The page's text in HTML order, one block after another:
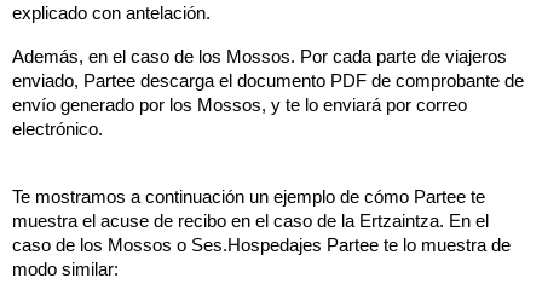
explicado con antelación.
Además, en el caso de los Mossos. Por cada parte de viajeros
enviado, Partee descarga el documento PDF de comprobante de
envío generado por los Mossos, y te lo enviará por correo
electrónico.
Te mostramos a continuación un ejemplo de cómo Partee te
muestra el acuse de recibo en el caso de la Ertzaintza. En el
caso de los Mossos o Ses.Hospedajes Partee te lo muestra de
modo similar: